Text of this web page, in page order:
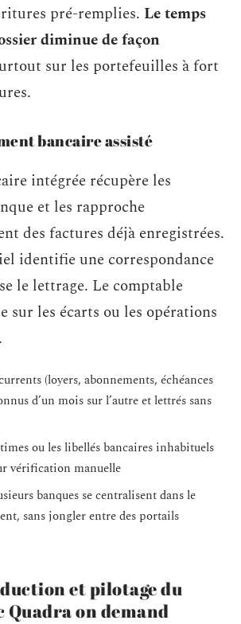
pré-remplies. Le temps
diminue de façon
sur les portefeuilles à fort
bancaire assisté
intégrée récupère les
et les rapproche
des factures déjà enregistrées.
identifie une correspondance
le lettrage. Le comptable
sur les écarts ou les opérations
(loyers, abonnements, échéances
d’un mois sur l’autre et lettrés sans
ou les libellés bancaires inhabituels
vérification manuelle
banques se centralisent dans le
sans jongler entre des portails
et pilotage du
Quadra on demand